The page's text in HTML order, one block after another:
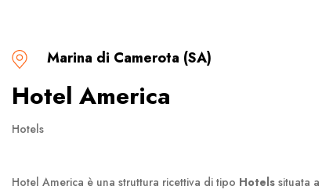
Marina di Camerota (SA)
Hotel America
Hotels
Hotel America è una struttura ricettiva di tipo Hotels situata a